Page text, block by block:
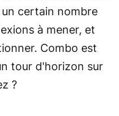
un certain nombre
à mener, et
Combo est
tour d'horizon sur
?